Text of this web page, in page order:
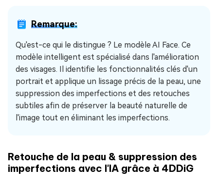
Remarque:
Qu'est-ce qui le distingue ? Le modèle AI Face. Ce
modèle intelligent est spécialisé dans l'amélioration
des visages. Il identifie les fonctionnalités clés d'un
portrait et applique un lissage précis de la peau, une
suppression des imperfections et des retouches
subtiles afin de préserver la beauté naturelle de
l'image tout en éliminant les imperfections.
Retouche de la peau & suppression des
imperfections avec l'IA grâce à 4DDiG